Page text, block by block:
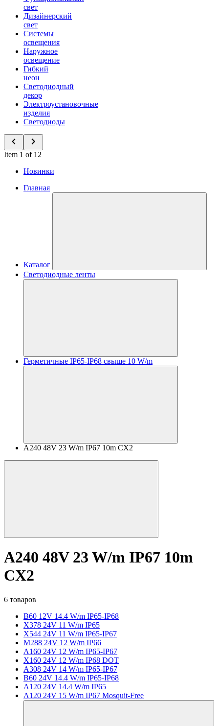
свет
Дизайнерский
свет
Системы
освещения
Наружное
освещение
Гибкий
неон
Светодиодный
декор
Электроустановочные
изделия
Светодиоды
Item 1 of 12
Новинки
Главная
Каталог
Светодиодные ленты
Герметичные IP65-IP68 свыше 10 W/m
A240 48V 23 W/m IP67 10m CX2
A240 48V 23 W/m IP67 10m
CX2
6 товаров
B60 12V 14.4 W/m IP65-IP68
X378 24V 11 W/m IP65
X544 24V 11 W/m IP65-IP67
M288 24V 12 W/m IP66
A160 24V 12 W/m IP65-IP67
X160 24V 12 W/m IP68 DOT
A308 24V 14 W/m IP65-IP67
B60 24V 14.4 W/m IP65-IP68
A120 24V 14.4 W/m IP65
A120 24V 15 W/m IP67 Mosquit-Free